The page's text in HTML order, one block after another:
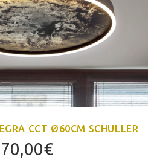
CCT Ø60CM SCHULLER
€